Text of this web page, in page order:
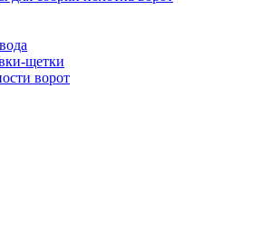
щетки
ворот